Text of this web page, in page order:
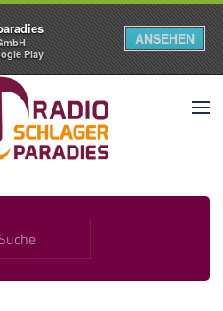
Play
ANSEHEN